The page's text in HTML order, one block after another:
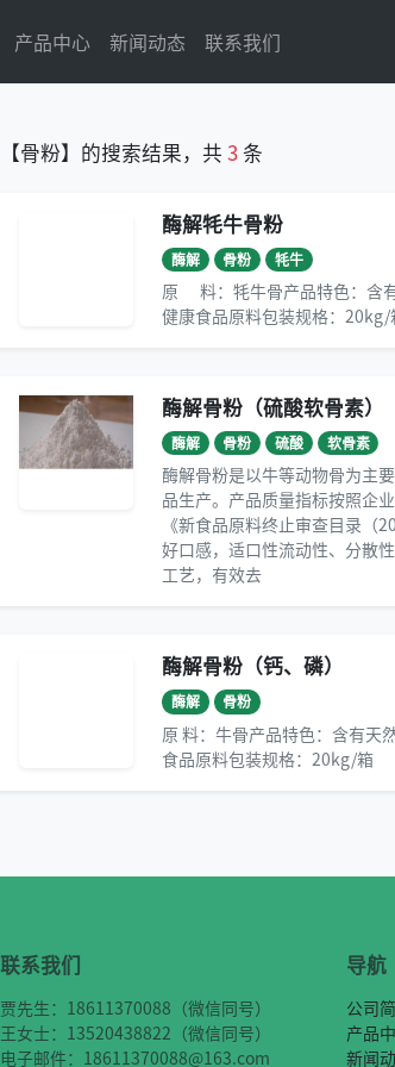
产品中心 新闻动态 联系我们
【骨粉】的搜索结果，共 3条
酶解牦牛骨粉
酶解 骨粉 牦牛
原 料：牦牛骨产品特色：含有
健康食品原料包装规格：20kg/
酶解骨粉（硫酸软骨素）
酶解 骨粉 硫酸 软骨素
酶解骨粉是以牛等动物骨为主
品生产。产品质量指标按照企
《新食品原料终止审查目录（
好口感，适口性流动性、分散
工艺，有效去
酶解骨粉（钙、磷）
酶解 骨粉
原 料：牛骨产品特色：含有天
食品原料包装规格：20kg/箱
联系我们
贾先生：18611370088（微信同号）
王女士：13520438822（微信同号）
电子邮件：18611370088@163.com
导航
公司
产品
新闻